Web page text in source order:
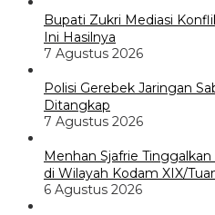
Bupati Zukri Mediasi
Ini Hasilnya
7 Agustus 2026
Polisi Gerebek Jaringan
Ditangkap
7 Agustus 2026
Menhan Sjafrie
di Wilayah Kodam XIX/
6 Agustus 2026